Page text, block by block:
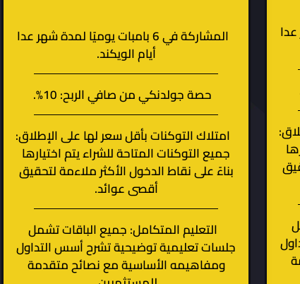
عدا المشاركة في 6 بامبات يوميًا لمدة شهر عدا
أيام الويكند.
حصة جولدنكي من صافي الربح: 10%.
امتلاك التوكنات بأقل سعر لها على الإطلاق:
جميع التوكنات المتاحة للشراء يتم اختيارها
بناءً على نقاط الدخول الأكثر ملاءمة لتحقيق
أقصى عوائد.
التعليم المتكامل: جميع الباقات تشمل
جلسات تعليمية توضيحية تشرح أسس التداول
ومفاهيمه الأساسية مع نصائح متقدمة